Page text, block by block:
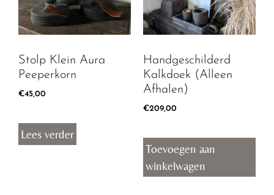
Stolp Klein Aura
Peeperkorn
€45,00
Lees verder
Handgeschilderd
Kalkdoek (Alleen
Afhalen)
€209,00
Toevoegen aan
winkelwagen